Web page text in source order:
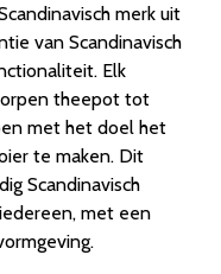
merk uit
van Scandinavisch
Elk
theepot tot
met het doel het
te maken. Dit
Scandinavisch
met een